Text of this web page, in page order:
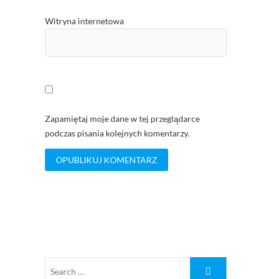
Witryna internetowa
Zapamiętaj moje dane w tej przeglądarce
podczas pisania kolejnych komentarzy.